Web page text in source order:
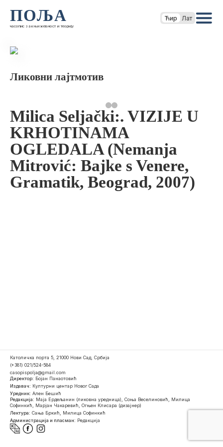
ПОЉА
часопис за књижевност и теорију
Ћир Лат
Ликовни лајтмотив
Milica Seljački:. VIZIJE U
KRHOTINAMA
OGLEDALA (Nemanja
Mitrović: Bajke s Venere,
Gramatik, Beograd, 2007)
Католичка порта 5, 21000 Нови Сад, Србија
(+381) 021/524-584
casopispolja@gmail.com
Директор: Бојан Панаотовић
Издавач: Културни центар Новог Сада
Уредник: Ален Бешић
Редакција: Маја Ердељанин (ликовна уредница), Соња Веселиновић, Милица
Софинкић, Марјан Чакаревић, Огњен Клисара (дизајнер)
Лектура: Сања Бркић, Милица Софинкић
Администрација и пласман: Редакција